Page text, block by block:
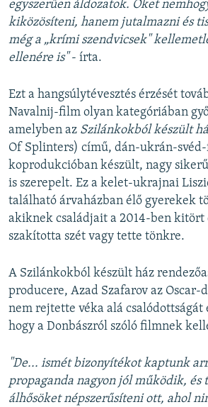
egyszerűen áldozatok. Őket
kiközösíteni, hanem jutalmazni és
még a „krími szendvicsek"
ellenére is"- írta.
Ezt a hangsúlytévesztés érzését
Navalnij-film olyan kategóriában
amelyben az Szilánkokból készült
Of Splinters) című, dán-ukrán-
koprodukcióban készült, nagy
is szerepelt. Ez a kelet-ukrajnai
található árvaházban élő gyerekek
akiknek családjait a 2014-ben kitört
szakította szét vagy tette tönkre.
A Szilánkokból készült ház
producere, Azad Szafarov az Oscar-
nem rejtette véka alá csalódottságát
hogy a Donbászról szóló filmnek
"De... ismét bizonyítékot kaptunk
propaganda nagyon jól működik, és
álhősöket népszerűsíteni ott, ahol